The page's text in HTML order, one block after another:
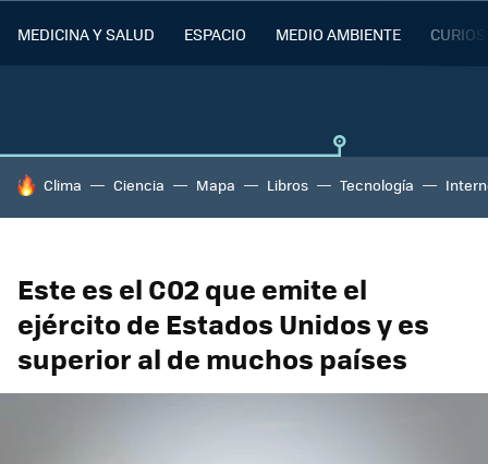
MEDICINA Y SALUD ESPACIO MEDIO AMBIENTE
HOY SE HABLA DE
Clima Ciencia Mapa Libros Tecnología
Este es el C02 que emite el
ejército de Estados Unidos y es
superior al de muchos países